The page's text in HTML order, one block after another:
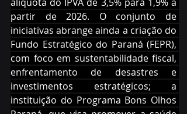
partir de 2026. O conjunto de
iniciativas abrange ainda a criação do
Fundo Estratégico do Paraná (FEPR),
com foco em sustentabilidade fiscal,
enfrentamento de desastres e
investimentos estratégicos; a
instituição do Programa Bons Olhos